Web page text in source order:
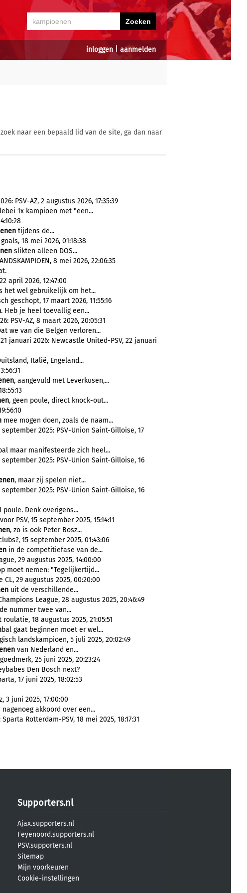
inloggen| aanmelden
naar een bepaald lid van de site, ga dan naar
PSV-AZ, 2 augustus 2026, 17:35:39
1x kampioen met "een...
tijdens de...
18 mei 2026, 01:18:38
slikten alleen DOS...
8 mei 2026, 22:06:35
april 2026, 12:47:00
het wel gebruikelijk om het...
geschopt, 17 maart 2026, 11:55:16
. Heb je heel toevallig een...
PSV-AZ, 8 maart 2026, 20:05:31
we van die Belgen verloren...
januari 2026: Newcastle United-PSV, 22 januari
Italië, Engeland...
, aangevuld met Leverkusen,...
, geen poule, direct knock-out...
mee mogen doen, zoals de naam...
2025: PSV-Union Saint-Gilloise, 17
maar manifesteerde zich heel...
2025: PSV-Union Saint-Gilloise, 16
, maar zij spelen niet...
2025: PSV-Union Saint-Gilloise, 16
poule. Denk overigens...
PSV, 15 september 2025, 15:14:11
, zo is ook Peter Bosz...
15 september 2025, 01:43:06
in de competitiefase van de...
29 augustus 2025, 14:00:00
moet nemen: "Tegelijkertijd...
29 augustus 2025, 00:20:00
uit de verschillende...
League, 28 augustus 2025, 20:46:49
nummer twee van...
18 augustus 2025, 21:05:51
bal gaat beginnen moet er wel...
landskampioen, 5 juli 2025, 20:02:49
van Nederland en...
25 juni 2025, 20:23:24
Den Bosch next?
17 juni 2025, 18:02:53
3 juni 2025, 17:00:00
nagenoeg akkoord over een...
Rotterdam-PSV, 18 mei 2025, 18:17:31
Supporters.nl
Ajax.supporters.nl
Feyenoord.supporters.nl
PSV.supporters.nl
Sitemap
Mijn voorkeuren
Cookie-instellingen